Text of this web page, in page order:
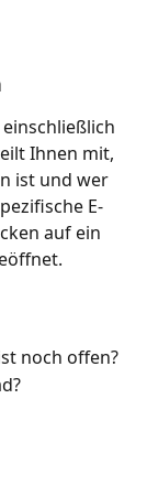
Ihnen mit,
ist und wer
E-
auf ein
noch offen?